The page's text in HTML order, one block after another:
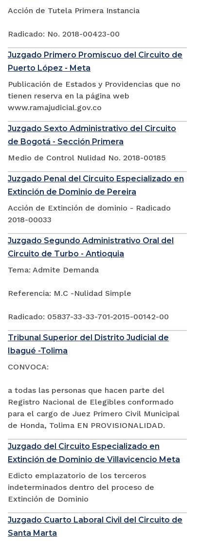
Acción de Tutela Primera Instancia
Radicado: No. 2018-00423-00
Juzgado Primero Promiscuo del Circuito de
Puerto López - Meta
Publicación de Estados y Providencias que no
tienen reserva en la página web
www.ramajudicial.gov.co
Juzgado Sexto Administrativo del Circuito
de Bogotá - Sección Primera
Medio de Control Nulidad No. 2018-00185
Juzgado Penal del Circuito Especializado en
Extinción de Dominio de Pereira
Acción de Extinción de dominio - Radicado
2018-00033
Juzgado Segundo Administrativo Oral del
Circuito de Turbo - Antioquia
Tema: Admite Demanda
Referencia: M.C -Nulidad Simple
Radicado: 05837-33-33-701-2015-00142-00
Tribunal Superior del Distrito Judicial de
Ibagué -Tolima
CONVOCA:
a todas las personas que hacen parte del
Registro Nacional de Elegibles conformado
para el cargo de Juez Primero Civil Municipal
de Honda, Tolima EN PROVISIONALIDAD.
Juzgado del Circuito Especializado en
Extinción de Dominio de Villavicencio Meta
Edicto emplazatorio de los terceros
indeterminados dentro del proceso de
Extinción de Dominio
Juzgado Cuarto Laboral Civil del Circuito de
Santa Marta